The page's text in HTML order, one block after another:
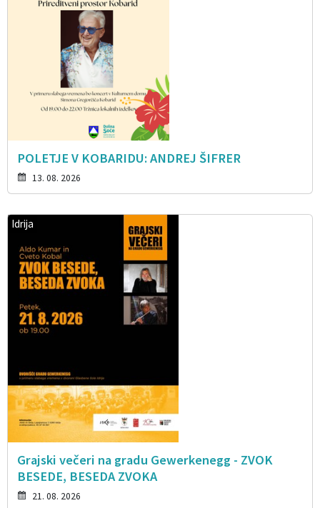
POLETJE V KOBARIDU: ANDREJ ŠIFRER
13. 08. 2026
Idrija
Grajski večeri na gradu Gewerkenegg - ZVOK
BESEDE, BESEDA ZVOKA
21. 08. 2026